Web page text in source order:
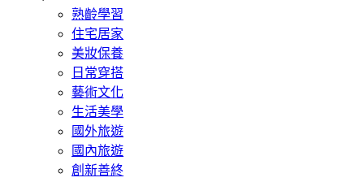
熟齡學習
住宅居家
美妝保養
日常穿搭
藝術文化
生活美學
國外旅遊
國內旅遊
創新善終